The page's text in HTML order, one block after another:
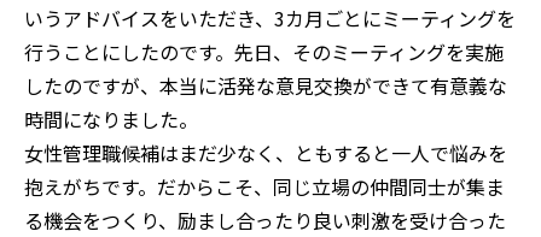
いうアドバイスをいただき、3カ月ごとにミーティングを
行うことにしたのです。先日、そのミーティングを実施
したのですが、本当に活発な意見交換ができて有意義な
時間になりました。
女性管理職候補はまだ少なく、ともすると一人で悩みを
抱えがちです。だからこそ、同じ立場の仲間同士が集ま
る機会をつくり、励まし合ったり良い刺激を受け合った